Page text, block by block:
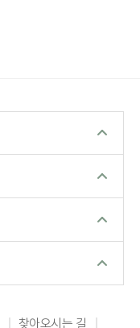
찾아오시는 길